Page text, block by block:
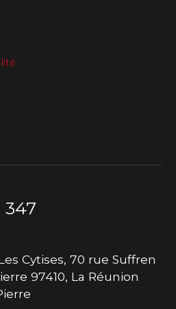
347
Cytises, 70 rue Suffren
97410, La Réunion